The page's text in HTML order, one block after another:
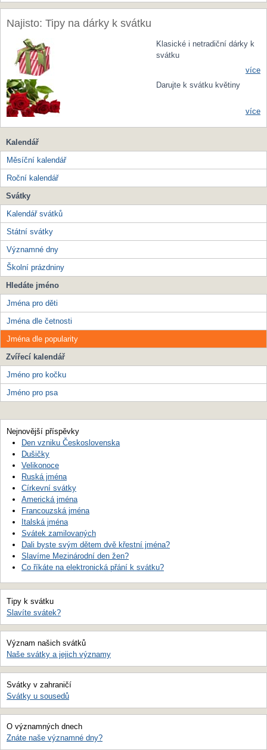
Najisto: Tipy na dárky k svátku
Klasické i netradiční dárky k
svátku
více
Darujte k svátku květiny
více
Kalendář
Měsíční kalendář
Roční kalendář
Svátky
Kalendář svátků
Státní svátky
Významné dny
Školní prázdniny
Hledáte jméno
Jména pro děti
Jména dle četnosti
Jména dle popularity
Zvířecí kalendář
Jméno pro kočku
Jméno pro psa
Nejnovější příspěvky
Den vzniku Československa
Dušičky
Velikonoce
Ruská jména
Církevní svátky
Americká jména
Francouzská jména
Italská jména
Svátek zamilovaných
Dali byste svým dětem dvě křestní jména?
Slavíme Mezinárodní den žen?
Co říkáte na elektronická přání k svátku?
Tipy k svátku
Slavíte svátek?
Význam našich svátků
Naše svátky a jejich významy
Svátky v zahraničí
Svátky u sousedů
O významných dnech
Znáte naše významné dny?